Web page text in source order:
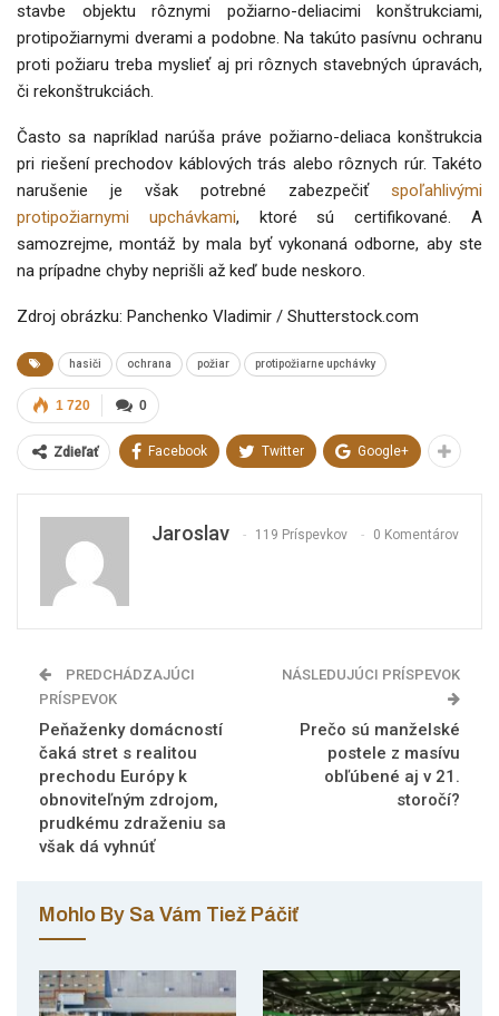
stavbe objektu rôznymi požiarno-deliacimi konštrukciami,
protipožiarnymi dverami a podobne. Na takúto pasívnu ochranu
proti požiaru treba myslieť aj pri rôznych stavebných úpravách,
či rekonštrukciách.
Často sa napríklad narúša práve požiarno-deliaca konštrukcia
pri riešení prechodov káblových trás alebo rôznych rúr. Takéto
narušenie je však potrebné zabezpečiť spoľahlivými
protipožiarnymi upchávkami, ktoré sú certifikované. A
samozrejme, montáž by mala byť vykonaná odborne, aby ste
na prípadne chyby neprišli až keď bude neskoro.
Zdroj obrázku: Panchenko Vladimir / Shutterstock.com
hasiči ochrana požiar protipožiarne upchávky
0
1 720
Zdieľať Facebook Twitter Google+
Jaroslav 119 Príspevkov 0 Komentárov
PREDCHÁDZAJÚCI
PRÍSPEVOK
Peňaženky domácností
čaká stret s realitou
prechodu Európy k
obnoviteľným zdrojom,
prudkému zdraženiu sa
však dá vyhnúť
NÁSLEDUJÚCI PRÍSPEVOK
Prečo sú manželské
postele z masívu
obľúbené aj v 21.
storočí?
Mohlo By Sa Vám Tiež Páčiť